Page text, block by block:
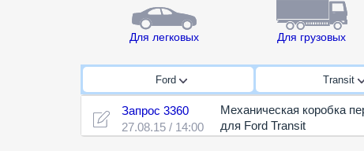
Для легковых Для грузовых
Ford Transit
Запрос 3360
27.08.15 / 14:00
Механическая коробка
для Ford Transit